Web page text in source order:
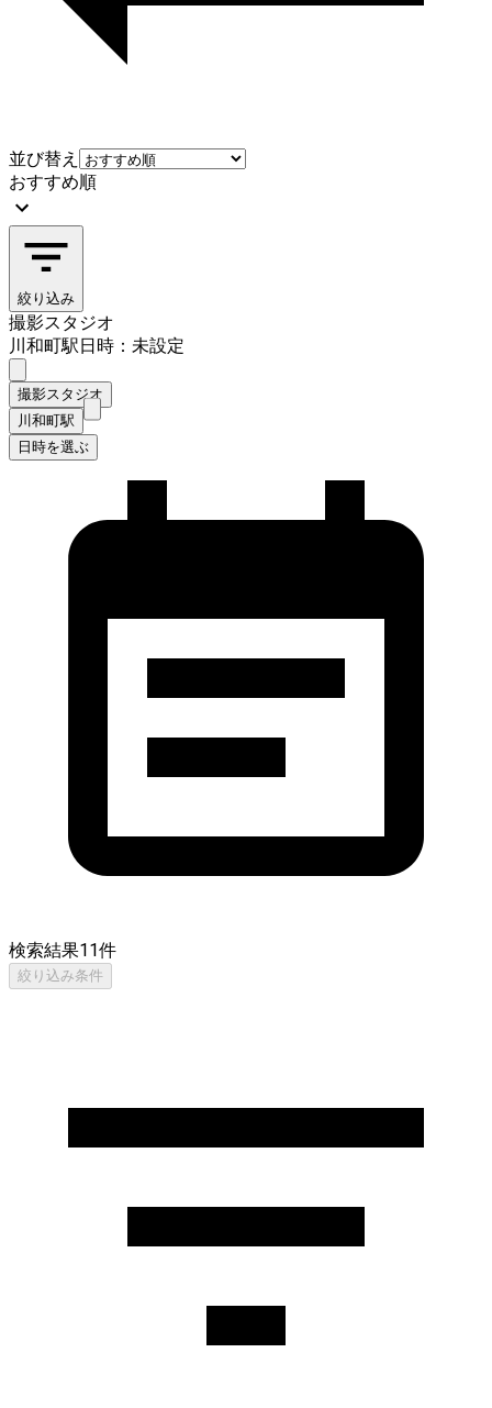
並び替え
おすすめ順
絞り込み
撮影スタジオ
川和町駅日時：未設定
撮影スタジオ
川和町駅
日時を選ぶ
検索結果11件
絞り込み条件